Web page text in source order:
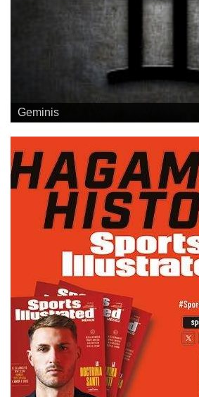
Geminis